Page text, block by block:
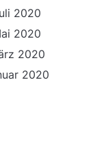
2020
2020
2020
2020